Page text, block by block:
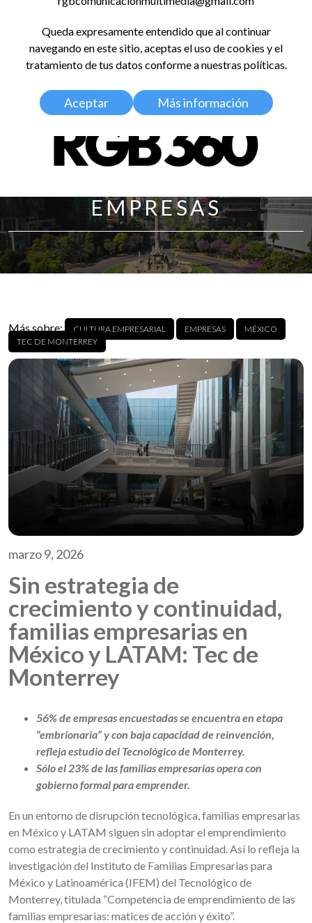
LinkedIn
RED GLOBAL
BALDOSA 360
EMPRESAS
Más sobre: CULTURA EMPRESARIAL EMPRESAS
MÉXICO
TEC DE MONTERREY
marzo 9, 2026
Sin estrategia de
crecimiento y continuidad,
familias empresarias en
México y LATAM: Tec de
Monterrey
56% de empresas encuestadas se encuentra en etapa
“embrionaria” y con baja capacidad de reinvención,
refleja estudio del Tecnológico de Monterrey.
Sólo el 23% de las familias empresarias opera con
gobierno formal para emprender.
En un entorno de disrupción tecnológica, familias empresarias
en México y LATAM siguen sin adoptar el emprendimiento
como estrategia de crecimiento y continuidad. Así lo refleja la
investigación del Instituto de Familias Empresarias para
México y Latinoamérica (IFEM) del Tecnológico de
Monterrey, titulada “Competencia de emprendimiento de las
familias empresarias: matices de acción y éxito”.
Queda expresamente entendido que al continuar
navegando en este sitio, aceptas el uso de cookies y el
tratamiento de tus datos conforme a nuestras políticas.
Aceptar Más información